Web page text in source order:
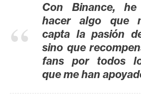
Con Binance,
hacer algo que
capta la pasión
sino que
fans por todos
que me han